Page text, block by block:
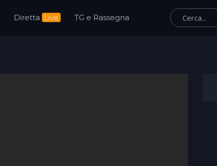
Diretta Live TG e Rassegna Cerca